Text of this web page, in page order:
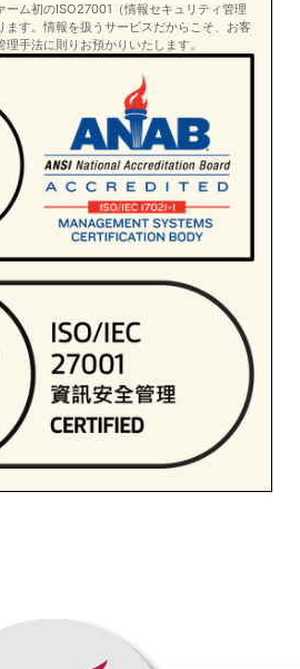
ーム初のISO27001（情報セキュリティ管理
ます。情報を扱うサービスだからこそ、お客
手法に則りお預かりいたします。